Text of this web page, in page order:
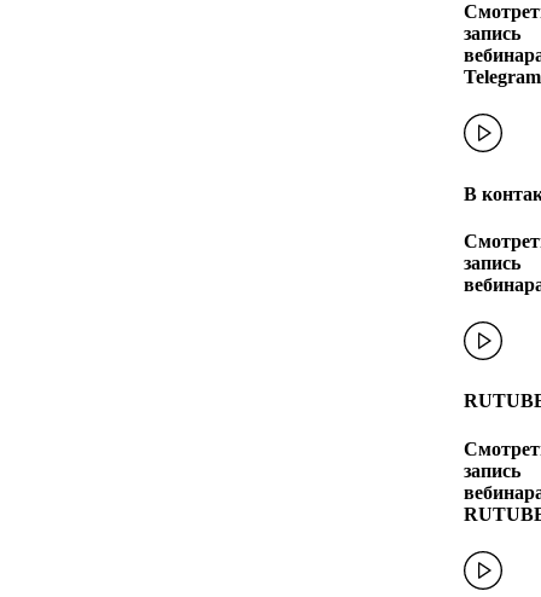
запись
Telegram
В
запись
запись